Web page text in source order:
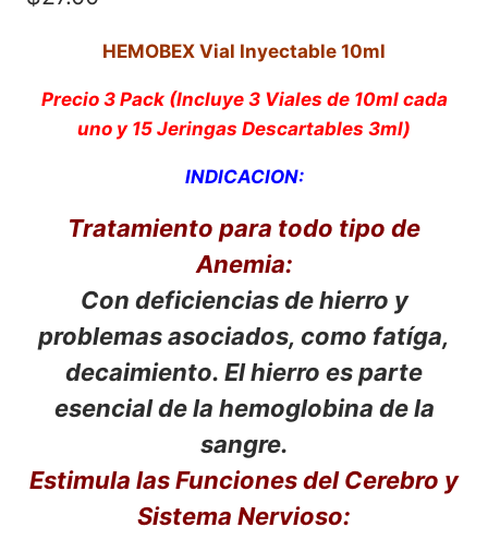
HEMOBEX Vial Inyectable 10ml
Precio 3 Pack (Incluye 3 Viales de 10ml cada
uno y 15 Jeringas Descartables 3ml)
INDICACION:
Tratamiento para todo tipo de
Anemia:
Con deficiencias de hierro y
problemas asociados, como fatíga,
decaimiento. El hierro es parte
esencial de la hemoglobina de la
sangre.
Estimula las Funciones del Cerebro y
Sistema Nervioso: